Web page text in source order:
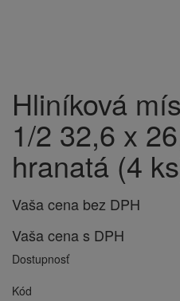
Hliníková
1/2 32,6 x
hranatá (4
Vaša cena bez DPH
Vaša cena s DPH
Dostupnosť
Kód